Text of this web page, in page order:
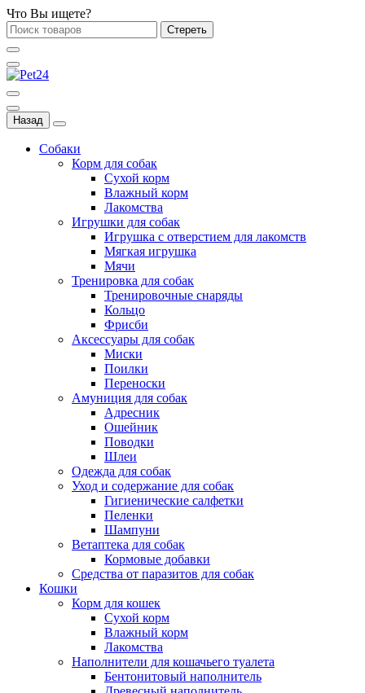
Что Вы ищете?
Стереть
Назад
Собаки
Корм для собак
Сухой корм
Влажный корм
Лакомства
Игрушки для собак
Игрушка с отверстием для лакомств
Мягкая игрушка
Мячи
Тренировка для собак
Тренировочные снаряды
Кольцо
Фрисби
Аксессуары для собак
Миски
Поилки
Переноски
Амуниция для собак
Адресник
Ошейник
Поводки
Шлеи
Одежда для собак
Уход и содержание для собак
Гигиенические салфетки
Пеленки
Шампуни
Ветаптека для собак
Кормовые добавки
Средства от паразитов для собак
Кошки
Корм для кошек
Сухой корм
Влажный корм
Лакомства
Наполнители для кошачьего туалета
Бентонитовый наполнитель